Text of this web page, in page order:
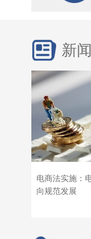
新
电商法实施：
向规范发展